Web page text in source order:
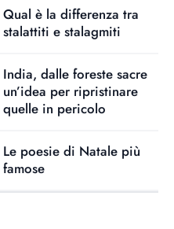
Qual è la differenza tra
stalattiti e stalagmiti
India, dalle foreste sacre
un’idea per ripristinare
quelle in pericolo
Le poesie di Natale più
famose